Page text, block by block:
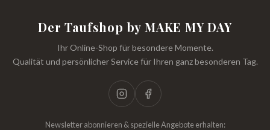
Der Taufshop by MAKE MY DAY
Ihr Online-Shop für besondere Momente.
Qualität und persönlicher Service für Ihren ganz besonderen Tag.
Newsletter abonnieren & spezielle Angebote erhalten: